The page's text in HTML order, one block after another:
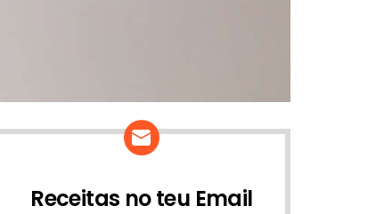
Receitas no teu Email